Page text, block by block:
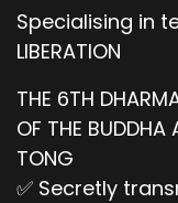
Specialising in
LIBERATION
THE 6TH
OF THE BUDDHA
TONG
✅ Secretly